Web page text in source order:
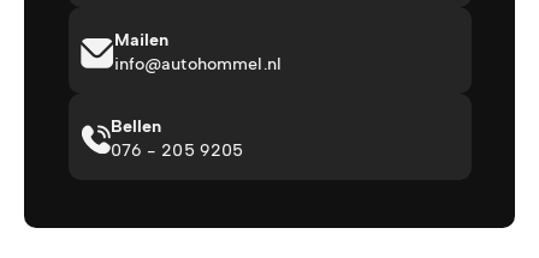
Mailen
info@autohommel.nl
Bellen
076 - 205 9205